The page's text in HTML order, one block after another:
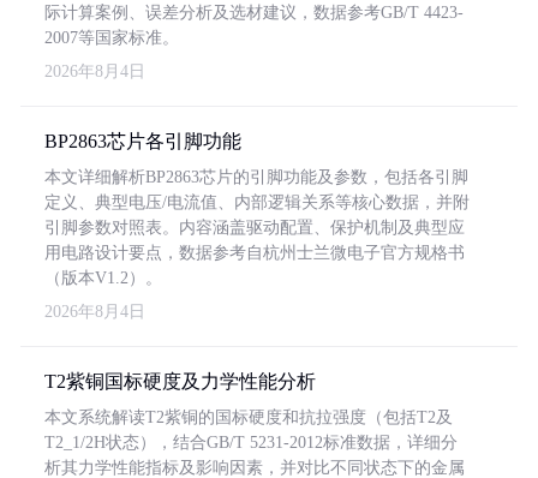
际计算案例、误差分析及选材建议，数据参考GB/T 4423-
2007等国家标准。
2026年8月4日
BP2863芯片各引脚功能
本文详细解析BP2863芯片的引脚功能及参数，包括各引脚
定义、典型电压/电流值、内部逻辑关系等核心数据，并附
引脚参数对照表。内容涵盖驱动配置、保护机制及典型应
用电路设计要点，数据参考自杭州士兰微电子官方规格书
（版本V1.2）。
2026年8月4日
T2紫铜国标硬度及力学性能分析
本文系统解读T2紫铜的国标硬度和抗拉强度（包括T2及
T2_1/2H状态），结合GB/T 5231-2012标准数据，详细分
析其力学性能指标及影响因素，并对比不同状态下的金属